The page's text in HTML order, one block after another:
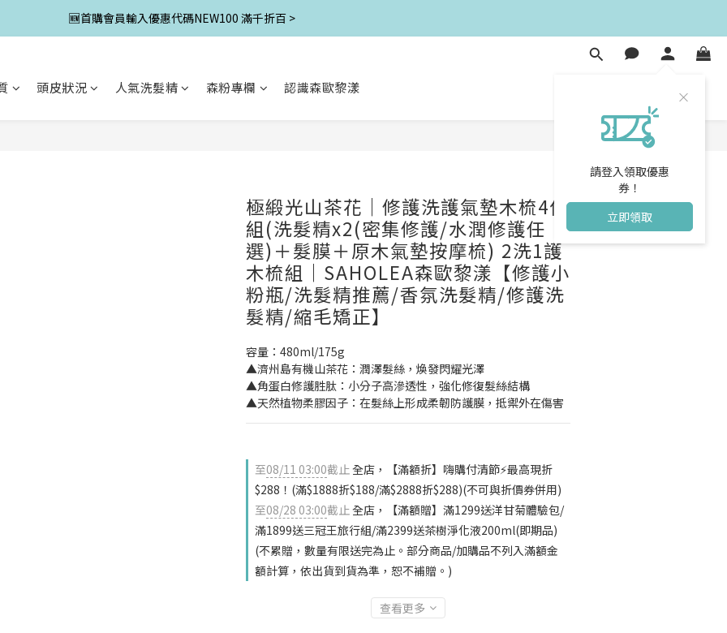
🆕首購會員輸入優惠代碼NEW100 滿千折百 >
請登入領取優惠
券！
立即領取
頭皮狀況 人氣洗髮精 森粉專欄 認識森歐黎漾
極緞光山茶花｜修護洗護氣墊木梳4件
組(洗髮精x2(密集修護/水潤修護任
選)＋髮膜＋原木氣墊按摩梳) 2洗1護
木梳組｜SAHOLEA森歐黎漾【修護小
粉瓶/洗髮精推薦/香氛洗髮精/修護洗
髮精/縮毛矯正】
容量：480ml/175g
▲濟州島有機山茶花：潤澤髮絲，煥發閃耀光澤
▲角蛋白修護胜肽：小分子高滲透性，強化修復髮絲結構
▲天然植物柔膠因子：在髮絲上形成柔韌防護膜，抵禦外在傷害
至08/11 03:00截止全店，【滿額折】嗨購付清節⚡最高現折
$288！(滿$1888折$188/滿$2888折$288)(不可與折價券併用)
至08/28 03:00截止全店，【滿額贈】滿1299送洋甘菊體驗包/
滿1899送三冠王旅行組/滿2399送茶樹淨化液200ml(即期品)
(不累贈，數量有限送完為止。部分商品/加購品不列入滿額金
額計算，依出貨到貨為準，恕不補贈。)
查看更多